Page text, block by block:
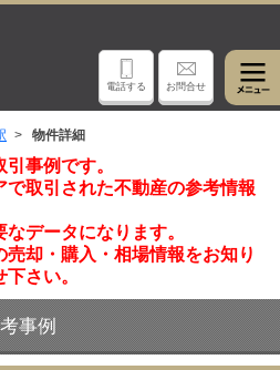
電話する お問合せ
物件詳細
事例です。
取引された不動産の参考情報
データになります。
却・購入・相場情報をお知り
さい。
事例